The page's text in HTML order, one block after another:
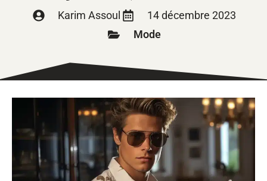
Karim Assoul
14 décembre 2023
Mode